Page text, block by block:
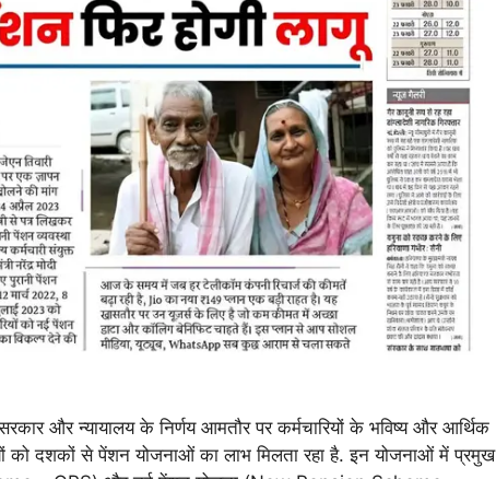
और न्यायालय के निर्णय आमतौर पर कर्मचारियों के भविष्य और आर्थिक
को दशकों से पेंशन योजनाओं का लाभ मिलता रहा है. इन योजनाओं में प्रमुख